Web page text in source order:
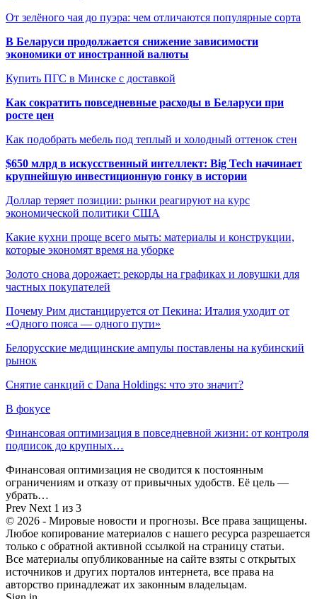
От зелёного чая до пуэра: чем отличаются популярные сорта
В Беларуси продолжается снижение зависимости
экономики от иностранной валюты
Купить ПГС в Минске с доставкой
Как сократить повседневные расходы в Беларуси при
росте цен
Как подобрать мебель под теплый и холодный оттенок стен
$650 млрд в искусственный интеллект: Big Tech начинает
крупнейшую инвестиционную гонку в истории
Доллар теряет позиции: рынки реагируют на курс
экономической политики США
Какие кухни проще всего мыть: материалы и конструкции,
которые экономят время на уборке
Золото снова дорожает: рекорды на графиках и ловушки для
частных покупателей
Почему Рим дистанцируется от Пекина: Италия уходит от
«Одного пояса — одного пути»
Белорусские медицинские ампулы поставлены на кубинский
рынок
Снятие санкций с Dana Holdings: что это значит?
В фокусе
Финансовая оптимизация в повседневной жизни: от контроля
подписок до крупных…
Финансовая оптимизация не сводится к постоянным
ограничениям и отказу от привычных удобств. Её цель —
убрать…
Prev Next 1 из 3
© 2026 - Мировые новости и прогнозы. Все права защищены.
Любое копирование материалов с нашего ресурса разрешается
только с обратной активной ссылкой на страницу статьи.
Все материалы опубликованные на сайте взяты с открытых
источников и других порталов интернета, все права на
авторство принадлежат их законным владельцам.